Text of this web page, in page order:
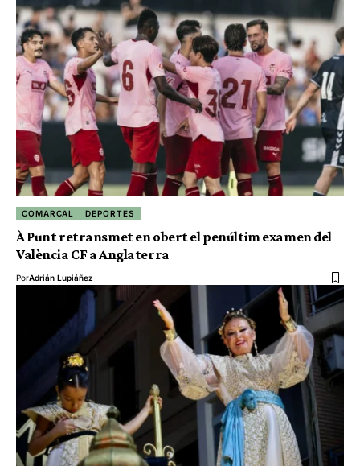
COMARCAL DEPORTES
À Punt retransmet en obert el penúltim examen del
València CF a Anglaterra
PorAdrián Lupiáñez